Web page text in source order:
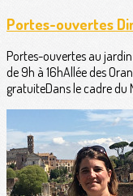
Portes-ouvertes
Portes-ouvertes au
de 9h à 16hAllée des
gratuiteDans le cadre du